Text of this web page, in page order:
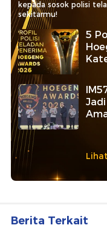
kepada sosok polisi
sekitarmu!
5
Berita Terkait